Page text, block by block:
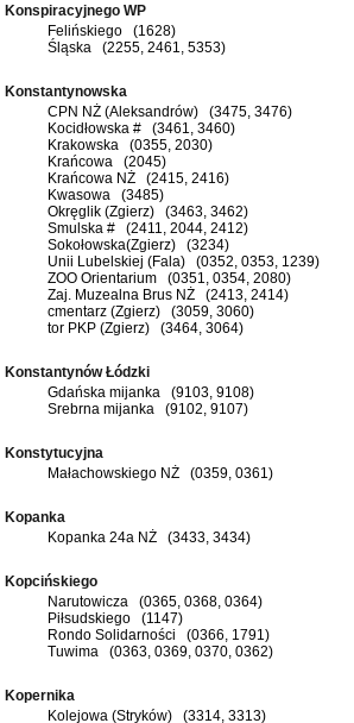
Konspiracyjnego WP
Felińskiego (1628)
Śląska (2255, 2461, 5353)
Konstantynowska
CPN NŻ (Aleksandrów) (3475, 3476)
Kocidłowska # (3461, 3460)
Krakowska (0355, 2030)
Krańcowa (2045)
Krańcowa NŻ (2415, 2416)
Kwasowa (3485)
Okręglik (Zgierz) (3463, 3462)
Smulska # (2411, 2044, 2412)
Sokołowska(Zgierz) (3234)
Unii Lubelskiej (Fala) (0352, 0353, 1239)
ZOO Orientarium (0351, 0354, 2080)
Zaj. Muzealna Brus NŻ (2413, 2414)
cmentarz (Zgierz) (3059, 3060)
tor PKP (Zgierz) (3464, 3064)
Konstantynów Łódzki
Gdańska mijanka (9103, 9108)
Srebrna mijanka (9102, 9107)
Konstytucyjna
Małachowskiego NŻ (0359, 0361)
Kopanka
Kopanka 24a NŻ (3433, 3434)
Kopcińskiego
Narutowicza (0365, 0368, 0364)
Piłsudskiego (1147)
Rondo Solidarności (0366, 1791)
Tuwima (0363, 0369, 0370, 0362)
Kopernika
Kolejowa (Stryków) (3314, 3313)